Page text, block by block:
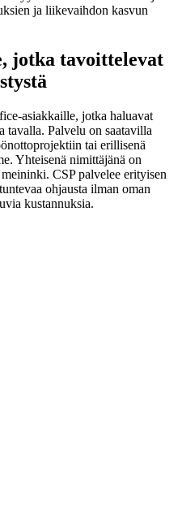
ja liikevaihdon kasvun
jotka tavoittelevat
asiakkaille, jotka haluavat
Palvelu on saatavilla
tai erillisenä
Yhteisenä nimittäjänä on
CSP palvelee erityisen
ohjausta ilman oman
kustannuksia.